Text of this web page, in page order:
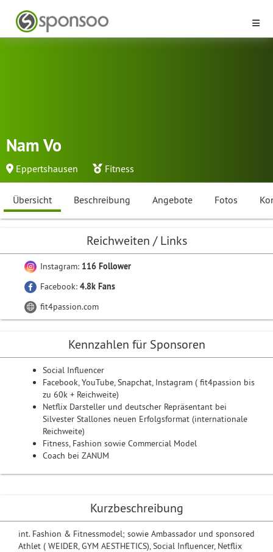
Nam Vo
Eppertshausen Fitness
Übersicht Beschreibung Angebote Fotos
Kurzbeschreibung
int. Fashion & Fitnessmodel; sowie Ambassador und sponsored
Athlet ( WEIDER, GYM AESTHETICS), Social Influencer, Netflix
Reichweiten / Links
Instagram: 116 Follower
Facebook: 4.8k Fans
fit4passion.com
Kennzahlen für Sponsoren
Social Influencer
Facebook, YouTube, Snapchat, Instagram ( fit4passion bis
zu 60k + Reichweite)
Netflix Darsteller und deutscher Repräsentant bei
Silvester Stallones neuen Erfolgsformat (internationale
Reichweite)
Fitness, Fashion sowie Commercial Model
Coach bei ZANUM